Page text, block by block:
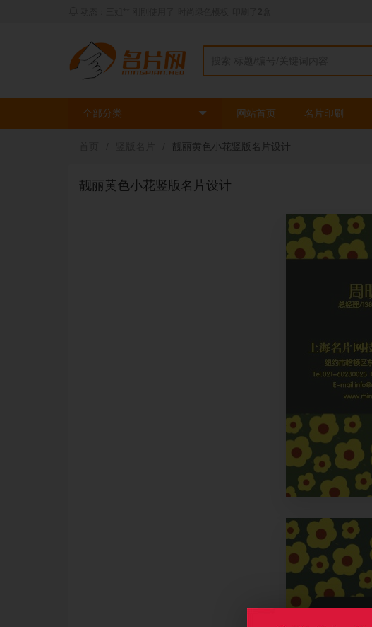
全部分类 网站首页 名片印刷
靓丽黄色小花竖版名片设计
靓丽黄色小花竖版名片设计